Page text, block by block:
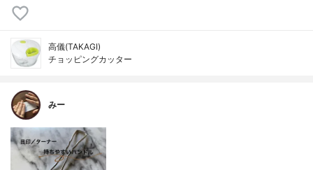
高儀(TAKAGI)
チョッピングカッター
みー